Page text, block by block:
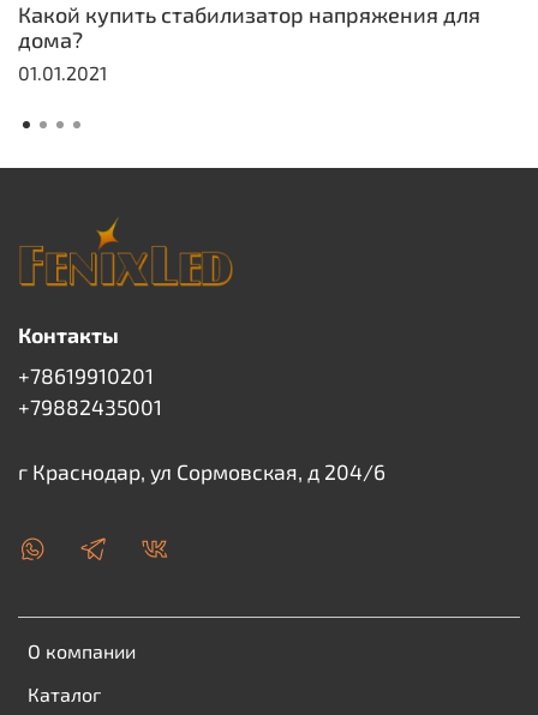
Какой купить стабилизатор напряжения для
дома?
01.01.2021
О компании
Каталог
Контакты
+78619910201
+79882435001
г Краснодар, ул Сормовская, д 204/6